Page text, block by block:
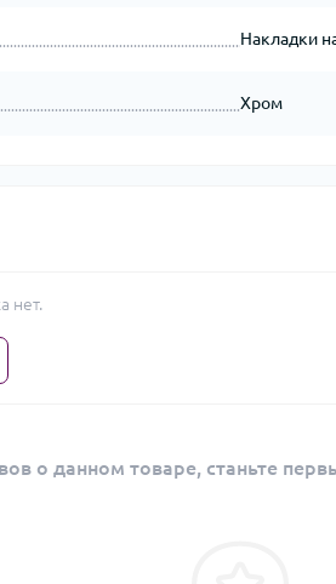
Накладки
Хром
нет.
о данном товаре, станьте